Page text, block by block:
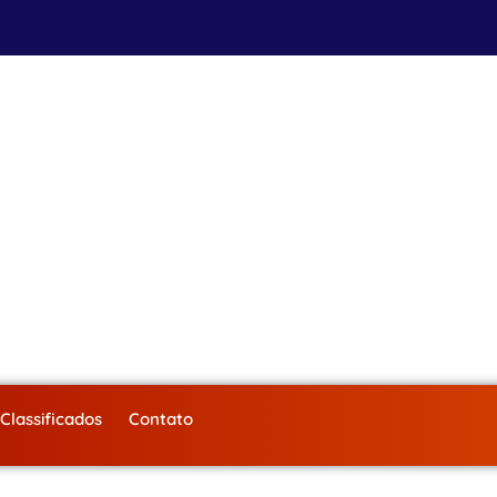
Classificados Contato